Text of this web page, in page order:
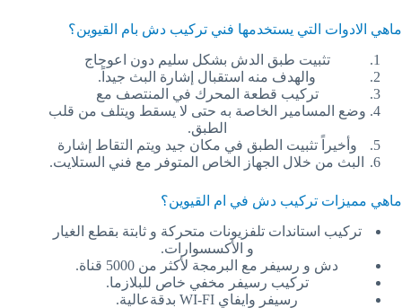
ماهي الادوات التي يستخدمها فني تركيب دش بام القيوين؟
تثبيت طبق الدش بشكل سليم دون اعوجاج
والهدف منه استقبال إشارة البث جيداً.
تركيب قطعة المحرك في المنتصف مع
وضع المسامير الخاصة به حتى لا يسقط ويتلف من قلب
الطبق.
وأخيراً تثبيت الطبق في مكان جيد ويتم التقاط إشارة
البث من خلال الجهاز الخاص المتوفر مع فني الستلايت.
ماهي مميزات تركيب دش في ام القيوين؟
تركيب استاندات تلفزيونات متحركة و ثابتة بقطع الغيار
و الأكسسوارات.
دش و رسيفر مع البرمجة لأكثر من 5000 قناة.
تركيب رسيفر مخفي خاص للبلازما.
رسيفر وايفاي WI-FI بدقةعالية.